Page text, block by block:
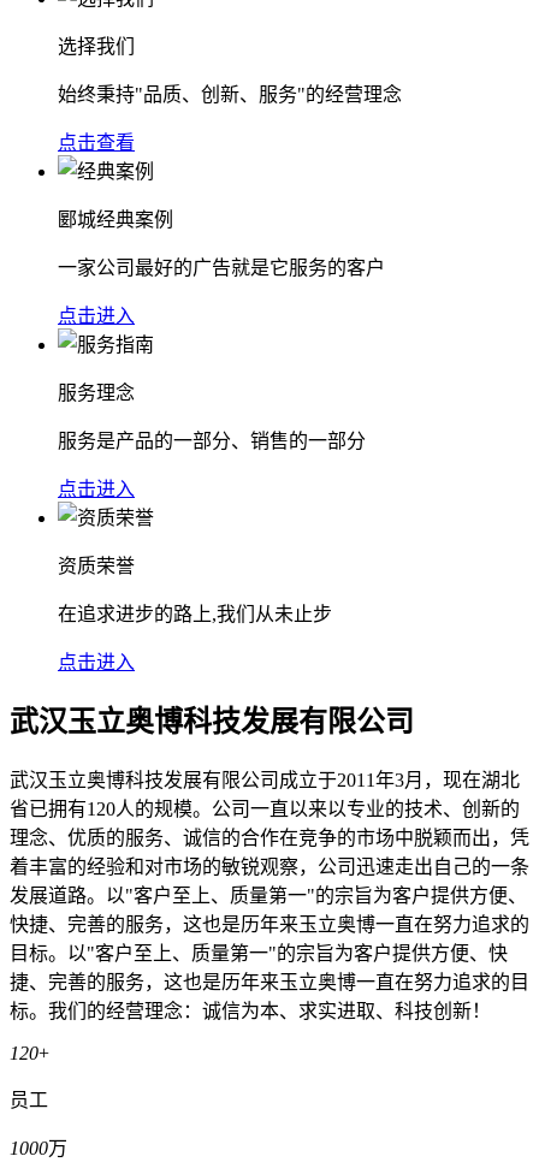
选择我们
始终秉持"品质、创新、服务"的经营理念
点击查看
郾城经典案例
一家公司最好的广告就是它服务的客户
点击进入
服务理念
服务是产品的一部分、销售的一部分
点击进入
资质荣誉
在追求进步的路上,我们从未止步
点击进入
武汉玉立奥博科技发展有限公司
武汉玉立奥博科技发展有限公司成立于2011年3月，现在湖北
省已拥有120人的规模。公司一直以来以专业的技术、创新的
理念、优质的服务、诚信的合作在竞争的市场中脱颖而出，凭
着丰富的经验和对市场的敏锐观察，公司迅速走出自己的一条
发展道路。以"客户至上、质量第一"的宗旨为客户提供方便、
快捷、完善的服务，这也是历年来玉立奥博一直在努力追求的
目标。以"客户至上、质量第一"的宗旨为客户提供方便、快
捷、完善的服务，这也是历年来玉立奥博一直在努力追求的目
标。我们的经营理念：诚信为本、求实进取、科技创新！
120+
员工
1000万